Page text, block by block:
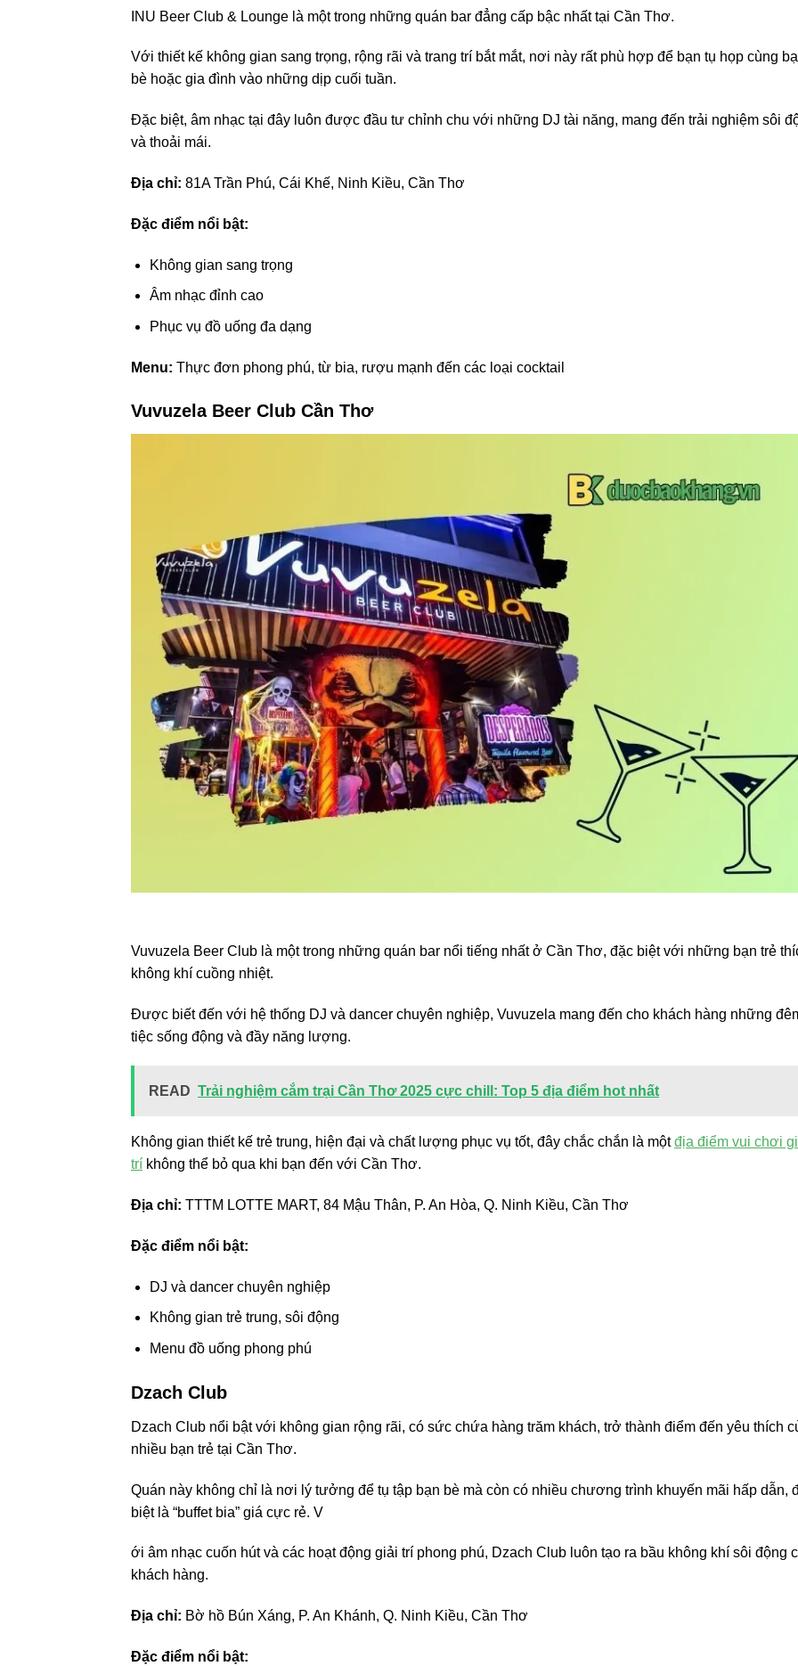
INU Beer Club & Lounge là một trong những quán bar đẳng cấp bậc nhất tại Cần Thơ.
Với thiết kế không gian sang trọng, rộng rãi và trang trí bắt mắt, nơi này rất phù hợp để bạn tụ họp cùng
bè hoặc gia đình vào những dịp cuối tuần.
Đặc biệt, âm nhạc tại đây luôn được đầu tư chỉnh chu với những DJ tài năng, mang đến trải nghiệm sôi
và thoải mái.
Địa chỉ: 81A Trần Phú, Cái Khế, Ninh Kiều, Cần Thơ
Đặc điểm nổi bật:
Không gian sang trọng
Âm nhạc đỉnh cao
Phục vụ đồ uống đa dạng
Menu: Thực đơn phong phú, từ bia, rượu mạnh đến các loại cocktail
Vuvuzela Beer Club Cần Thơ
Vuvuzela Beer Club là một trong những quán bar nổi tiếng nhất ở Cần Thơ, đặc biệt với những bạn trẻ
không khí cuồng nhiệt.
Được biết đến với hệ thống DJ và dancer chuyên nghiệp, Vuvuzela mang đến cho khách hàng những
tiệc sống động và đầy năng lượng.
READ Trải nghiệm cắm trại Cần Thơ 2025 cực chill: Top 5 địa điểm hot nhất
Không gian thiết kế trẻ trung, hiện đại và chất lượng phục vụ tốt, đây chắc chắn là mộtđịa điểm vui chơi
trí không thể bỏ qua khi bạn đến với Cần Thơ.
Địa chỉ: TTTM LOTTE MART, 84 Mậu Thân, P. An Hòa, Q. Ninh Kiều, Cần Thơ
Đặc điểm nổi bật:
DJ và dancer chuyên nghiệp
Không gian trẻ trung, sôi động
Menu đồ uống phong phú
Dzach Club
Dzach Club nổi bật với không gian rộng rãi, có sức chứa hàng trăm khách, trở thành điểm đến yêu thích
nhiều bạn trẻ tại Cần Thơ.
Quán này không chỉ là nơi lý tưởng để tụ tập bạn bè mà còn có nhiều chương trình khuyến mãi hấp dẫn,
biệt là “buffet bia” giá cực rẻ. V
ới âm nhạc cuốn hút và các hoạt động giải trí phong phú, Dzach Club luôn tạo ra bầu không khí sôi động
khách hàng.
Địa chỉ: Bờ hồ Bún Xáng, P. An Khánh, Q. Ninh Kiều, Cần Thơ
Đặc điểm nổi bật: